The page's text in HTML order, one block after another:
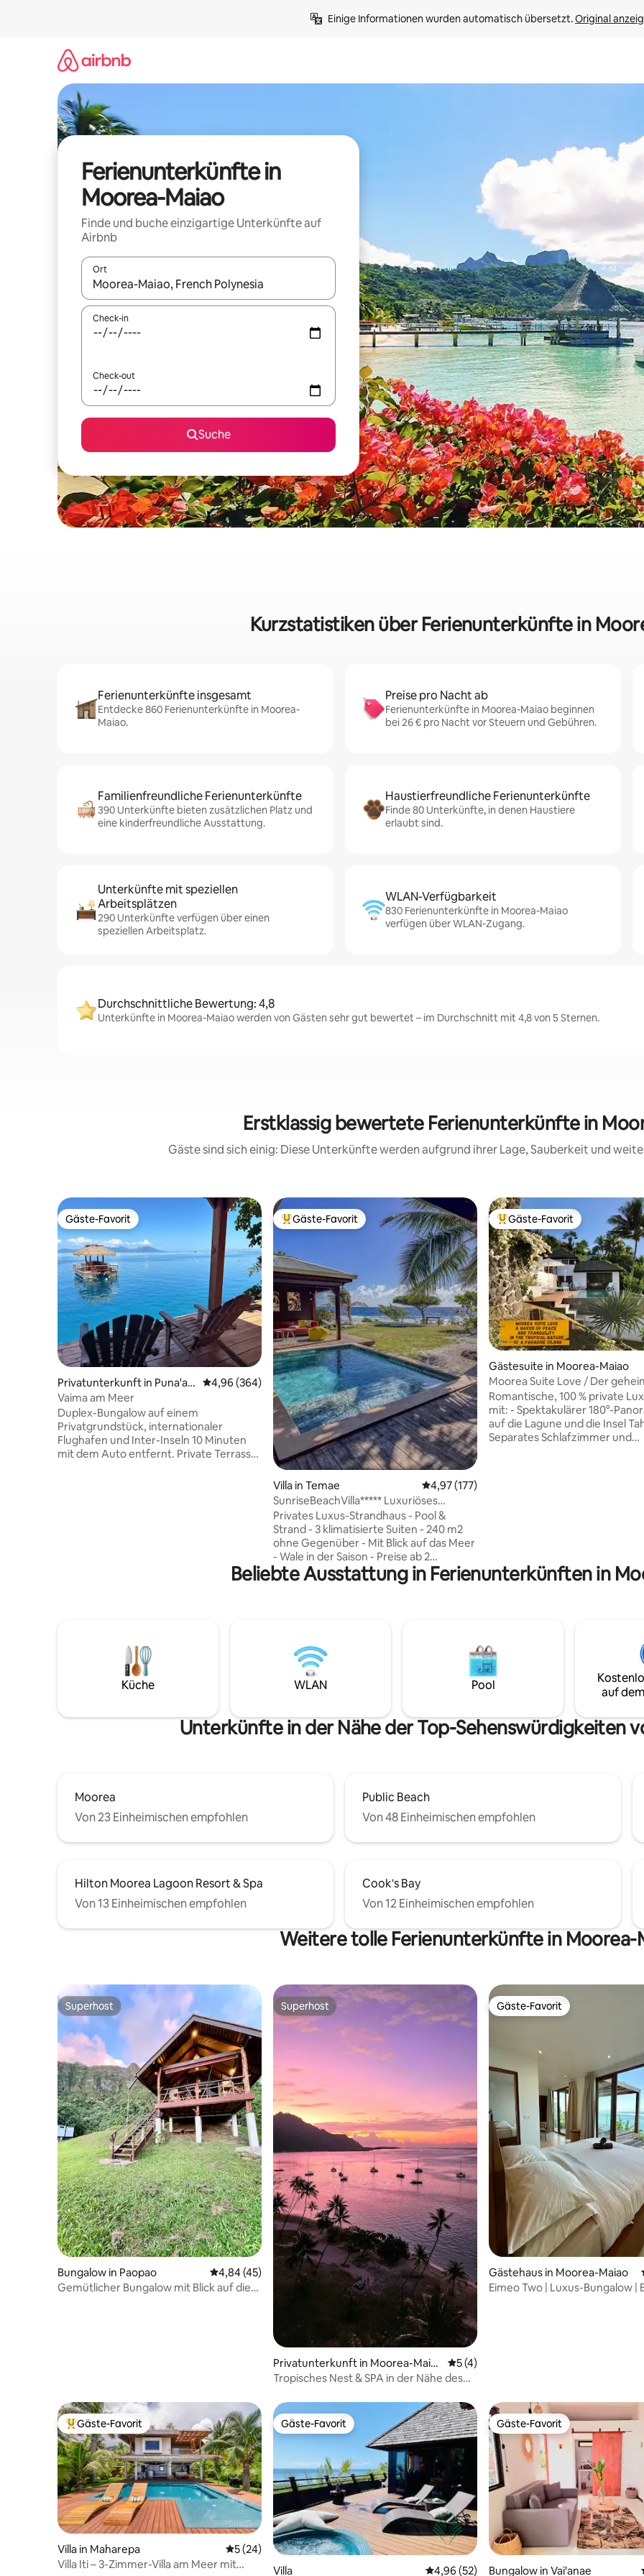
Einige Informationen wurden automatisch übersetzt. Original
Ferienunterkünfte in
Moorea-Maiao
Finde und buche einzigartige Unterkünfte auf
Airbnb
Ort
Wenn Ergebnisse verfügbar sind, navigiere mit den Pfeiltasten nach oben und unten oder erkunde die Ergebnisse
Check-in
Check-out
Suche
Kurzstatistiken über Ferienunterkünfte in
Ferienunterkünfte insgesamt
Entdecke 860 Ferienunterkünfte in Moorea-
Maiao.
Preise pro Nacht ab
Ferienunterkünfte in Moorea-Maiao beginnen
bei 26 € pro Nacht vor Steuern und Gebühren.
Familienfreundliche Ferienunterkünfte
390 Unterkünfte bieten zusätzlichen Platz und
eine kinderfreundliche Ausstattung.
Haustierfreundliche Ferienunterkünfte
Finde 80 Unterkünfte, in denen Haustiere
erlaubt sind.
Unterkünfte mit speziellen
Arbeitsplätzen
290 Unterkünfte verfügen über einen
speziellen Arbeitsplatz.
WLAN-Verfügbarkeit
830 Ferienunterkünfte in Moorea-Maiao
verfügen über WLAN-Zugang.
Durchschnittliche Bewertung: 4,8
Unterkünfte in Moorea-Maiao werden von Gästen sehr gut bewertet – im Durchschnitt mit 4,8 von 5 Sternen.
Erstklassig bewertete Ferienunterkünfte in
Gäste sind sich einig: Diese Unterkünfte werden aufgrund ihrer Lage, Sauberkeit und
Gäste-Favorit
Gäste-Favorit
Privatunterkunft in Puna'aui
a
Durchschnittliche Bewertung: 4,96 von 5, 364 Bewertungen
4,96 (364)
Vaima am Meer
Duplex-Bungalow auf einem
Privatgrundstück, internationaler
Flughafen und Inter-Inseln 10 Minuten
mit dem Auto entfernt. Private Terrasse
Terrasse mit herrlichem Blick auf Moorea
Beliebter Gäste-Favorit.
Gäste-Favorit
Villa in Temae Durchschnittliche Bewertung: 4,97 von 5,
4,97 (177)
SunriseBeachVilla***** Luxuriöses
Strandhaus & Pool
Privates Luxus-Strandhaus - Pool &
Strand - 3 klimatisierte Suiten - 240 m2
ohne Gegenüber - Mit Blick auf das Meer
- Wale in der Saison - Preise ab 2
Personen (Provision inbegriffen) -
Rabatt/Wochenende Strandhaus mit
berühmten öffentlichen Strand von
Moorea und vom Golfplatz entfernt, 12
Minuten von allen Annehmlichkeiten
(Kais, Banken, Geschäfte, Restaurants
Beliebter Gäste-Favorit.
Gäste-Favorit
Gästesuite in Moorea-Maiao
Moorea Suite Love / Der
der Liebenden
Romantische, 100 % private
mit: - Spektakulärer 180°-
auf die Lagune und die Insel
Separates Schlafzimmer und
Privatsphäre - Eine wahre
Beliebte Ausstattung in Ferienunterkünften in
Küche WLAN Pool
auf
Unterkünfte in der Nähe der Top-Sehenswürdigkeiten
Moorea
Von 23 Einheimischen empfohlen
Public Beach
Von 48 Einheimischen empfohlen
Hilton Moorea Lagoon Resort & Spa
Von 13 Einheimischen empfohlen
Cook's Bay
Von 12 Einheimischen empfohlen
Weitere tolle Ferienunterkünfte in Moorea-
Superhost
Superhost
Bungalow in Paopao Durchschnittliche Bewertung: 4,84 von 5, 45 Bewertungen
4,84 (45)
Gemütlicher Bungalow mit Blick auf die
Superhost
Superhost
Privatunterkunft in Moorea-Maia
o
Durchschnittliche Bewertung: 5 von 5,
5 (4)
Tropisches Nest & SPA in der Nähe des
Gäste-Favorit
Gäste-Favorit
Gästehaus in Moorea-Maiao
Eimeo Two | Luxus-Bungalow |
Beliebter Gäste-Favorit.
Gäste-Favorit
Villa in Maharepa Durchschnittliche Bewertung: 5 von 5, 24 Bewertungen
5 (24)
Villa Iti – 3-Zimmer-Villa am Meer mit
Gäste-Favorit
Gäste-Favorit
Villa Durchschnittliche Bewertung: 4,96 von 5,
4,96 (52)
Gäste-Favorit
Gäste-Favorit
Bungalow in Vai'anae